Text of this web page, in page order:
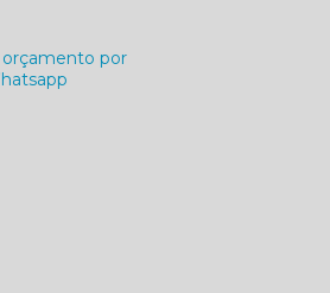
orçamento por